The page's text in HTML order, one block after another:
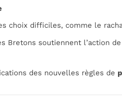
choix difficiles, comme le
Bretons soutiennent l’action
des nouvelles règles de